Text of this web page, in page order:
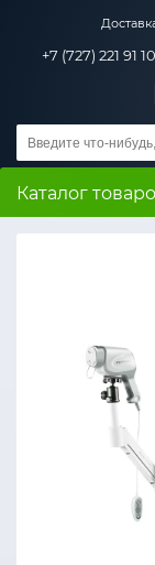
+7 (727) 221 91 10
Каталог